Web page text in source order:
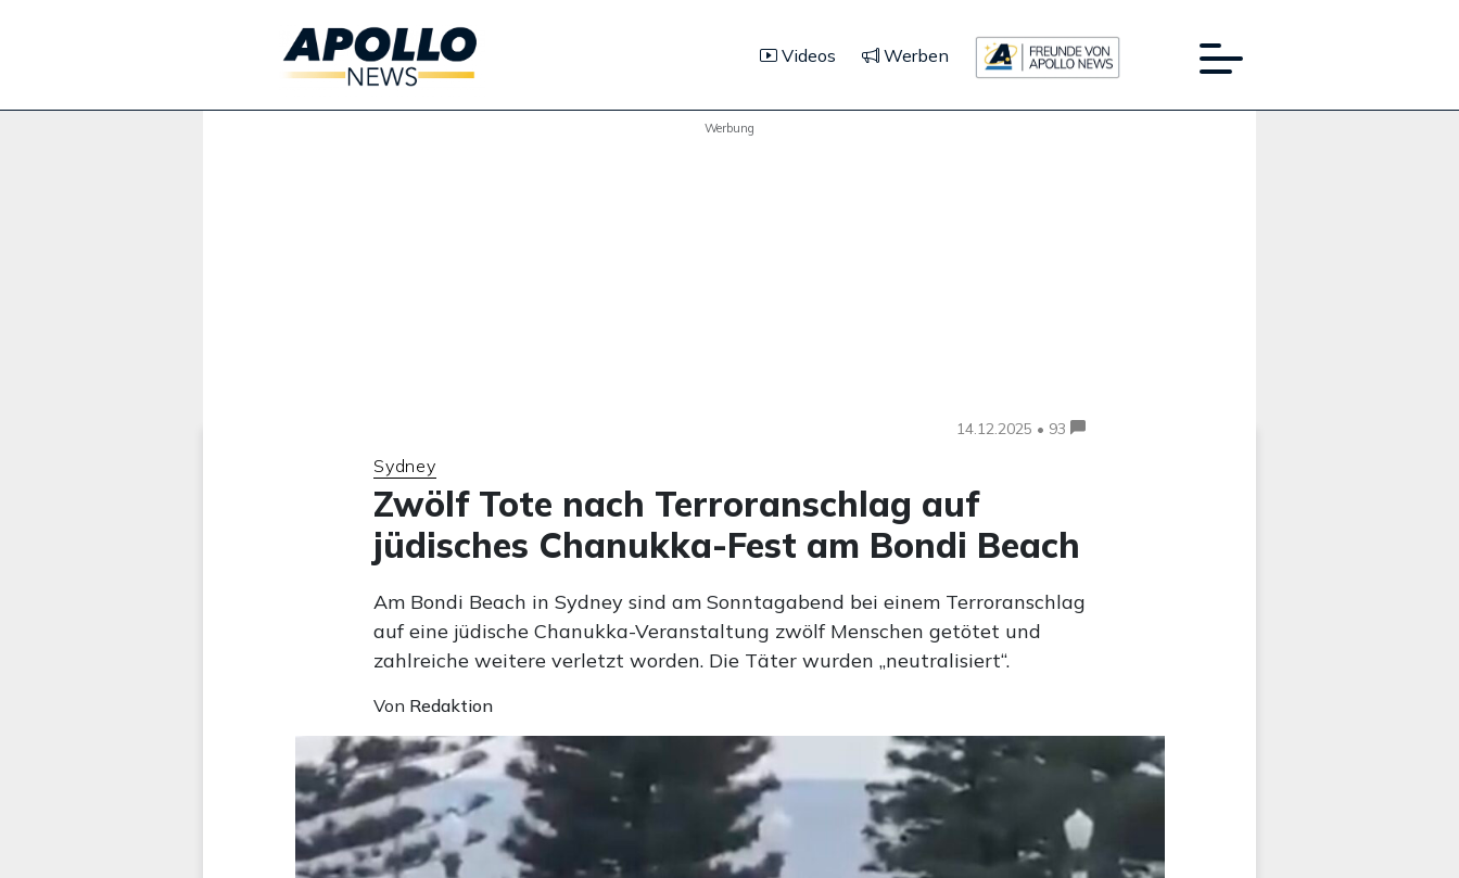
Videos Werben
Werbung
14.12.2025 • 93
Sydney
Zwölf Tote nach Terroranschlag auf
jüdisches Chanukka-Fest am Bondi Beach
Am Bondi Beach in Sydney sind am Sonntagabend bei einem Terroranschlag
auf eine jüdische Chanukka-Veranstaltung zwölf Menschen getötet und
zahlreiche weitere verletzt worden. Die Täter wurden „neutralisiert“.
Von Redaktion